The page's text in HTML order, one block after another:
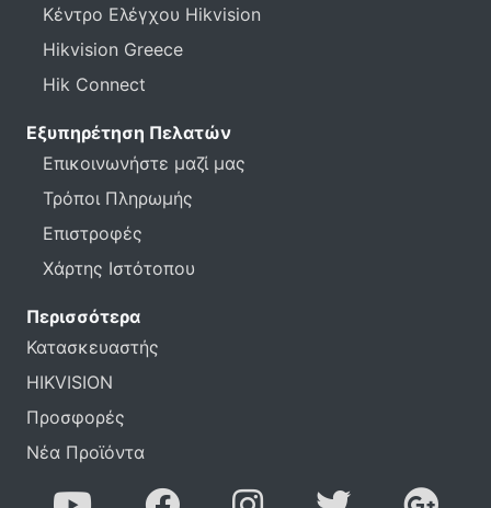
Κέντρο Ελέγχου Hikvision
Hikvision Greece
Hik Connect
Εξυπηρέτηση Πελατών
Επικοινωνήστε μαζί μας
Τρόποι Πληρωμής
Επιστροφές
Χάρτης Ιστότοπου
Περισσότερα
Κατασκευαστής
HIKVISION
Προσφορές
Νέα Προϊόντα